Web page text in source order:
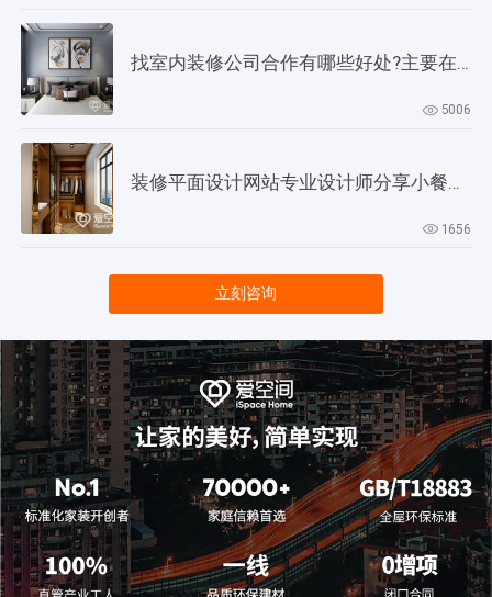
找室内装修公司合作有哪些好处?主要在以下4个方面!
5006
1656
立刻咨询